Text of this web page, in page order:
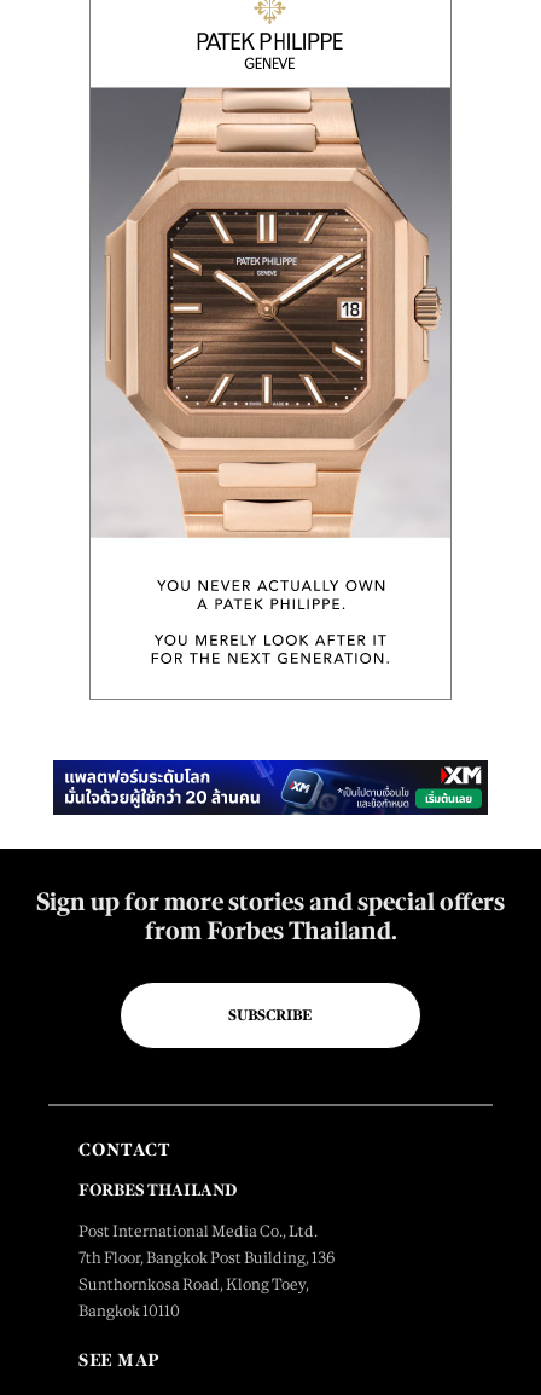
Sign up for more stories and special offers
from Forbes Thailand.
SUBSCRIBE
CONTACT
FORBES THAILAND
Post International Media Co., Ltd.
7th Floor, Bangkok Post Building, 136
Sunthornkosa Road, Klong Toey,
Bangkok 10110
SEE MAP